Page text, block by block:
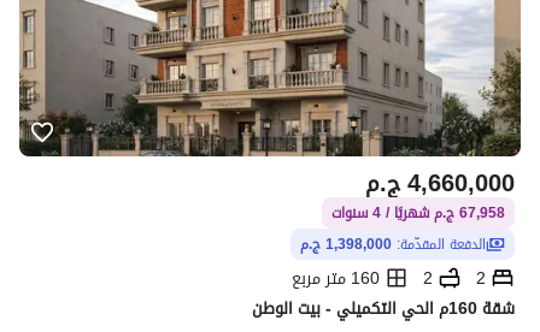
ج.م4,660,000
67,958 ج.م شهريًا / 4 سنوات
الدفعة المقدّمة: 1,398,000 ج.م
2
2
160 متر مربع
شقة 160م الحي التكميلي - بيت الوطن